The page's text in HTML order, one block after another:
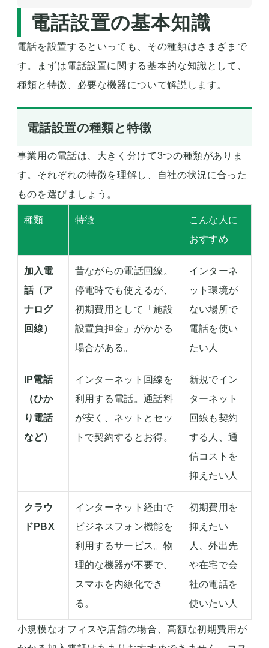
電話設置の基本知識
電話を設置するといっても、その種類はさまざまで
す。まずは電話設置に関する基本的な知識として、
種類と特徴、必要な機器について解説します。
電話設置の種類と特徴
事業用の電話は、大きく分けて3つの種類がありま
す。それぞれの特徴を理解し、自社の状況に合った
ものを選びましょう。
種類 特徴
こんな人に
おすすめ
加入電
話（ア
ナログ
回線）
昔ながらの電話回線。
停電時でも使えるが、
初期費用として「施設
設置負担金」がかかる
場合がある。
インターネ
ット環境が
ない場所で
電話を使い
たい人
IP電話
（ひか
り電話
など）
インターネット回線を
利用する電話。通話料
が安く、ネットとセッ
トで契約するとお得。
新規でイン
ターネット
回線も契約
する人、通
信コストを
抑えたい人
クラウ
ドPBX
インターネット経由で
ビジネスフォン機能を
利用するサービス。物
理的な機器が不要で、
スマホを内線化でき
る。
初期費用を
抑えたい
人、外出先
や在宅で会
社の電話を
使いたい人
小規模なオフィスや店舗の場合、高額な初期費用が